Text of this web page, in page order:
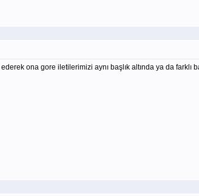
ona gore iletilerimizi aynı başlık altında ya da farklı